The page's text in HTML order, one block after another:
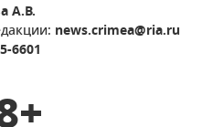
А.В.
news.crimea@ria.ru
6601